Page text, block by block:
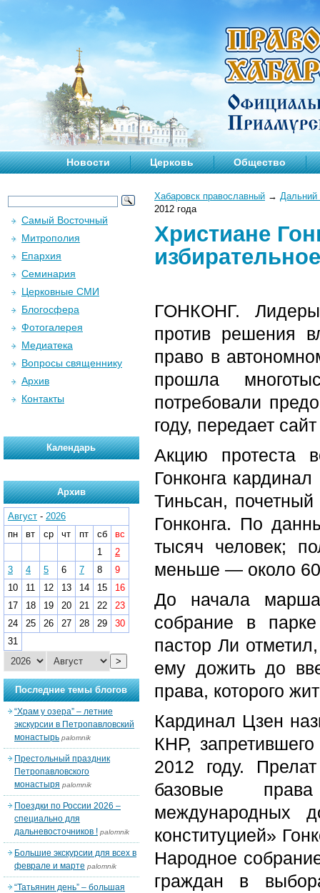
Новости Церковь Общество
Хабаровск православный → Дальний
2012 года
Христиане
ГОНКОНГ. Лидеры
против решения
право в
прошла
потребовали
году, передает
Акцию протеста
Гонконга
Тиньсан, почетный
Гонконга. По
тысяч человек;
меньше — около
До начала марша
собрание в
пастор Ли
ему дожить до
права, которого
Кардинал Цзен
КНР,
2012 году.
базовые
международных
конституцией»
Народное
граждан в
Самый Восточный
Митрополия
Епархия
Семинария
Церковные СМИ
Блогосфера
Фотогалерея
Медиатека
Вопросы священнику
Архив
Контакты
Календарь
Архив
Август - 2026
пн
вт ср чт пт сб
вс
1
2
3
4 5 6 7 8
9
10
11 12 13 14 15
16
17
18 19 20 21 22
23
24
25 26 27 28 29
30
31
>
Последние темы блогов
“Храм у озера” – летние
экскурсии в Петропавловский
монастырь palomnik
Престольный праздник
Петропавловского
монастыря palomnik
Поездки по России 2026 –
специально для
дальневосточников ! palomnik
Большие экскурсии для всех в
феврале и марте palomnik
“Татьянин день” – большая